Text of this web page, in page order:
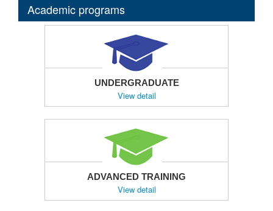
Academic programs
UNDERGRADUATE
View detail
ADVANCED TRAINING
View detail